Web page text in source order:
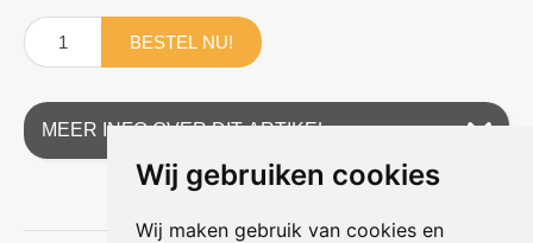
Wij gebruiken cookies
Wij maken gebruik van cookies en
BESTEL NU!
MEER INFO OVER DIT ARTIKEL